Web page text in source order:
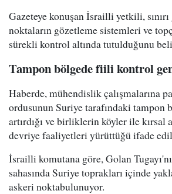
Gazeteye konuşan İsrailli yetkili,
noktaların gözetleme sistemleri ve
sürekli kontrol altında tutulduğunu
Tampon bölgede fiili kontrol
Haberde, mühendislik çalışmalarına
ordusunun Suriye tarafındaki tampon
artırdığı ve birliklerin köyler ile kırsal
devriye faaliyetleri yürüttüğü ifade
İsrailli komutana göre, Golan
sahasında Suriye toprakları içinde
askeri noktabulunuyor.